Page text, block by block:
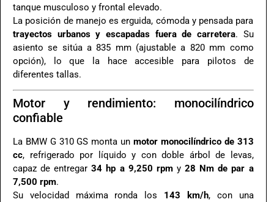
tanque musculoso y frontal elevado.
La posición de manejo es erguida, cómoda y pensada para
trayectos urbanos y escapadas fuera de carretera. Su
asiento se sitúa a 835 mm (ajustable a 820 mm como
opción), lo que la hace accesible para pilotos de
diferentes tallas.
Motor y rendimiento: monocilíndrico
confiable
La BMW G 310 GS monta un motor monocilíndrico de 313
cc, refrigerado por líquido y con doble árbol de levas,
capaz de entregar34 hp a 9,250 rpmy28 Nm de par a
7,500 rpm.
Su velocidad máxima ronda los 143 km/h, con una